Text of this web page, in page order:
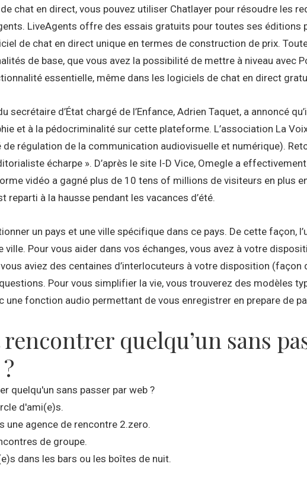
chat en direct, vous pouvez utiliser Chatlayer pour résoudre les
LiveAgents offre des essais gratuits pour toutes ses éditions
de chat en direct unique en termes de construction de prix.
de base, que vous avez la possibilité de mettre à niveau avec
essentielle, même dans les logiciels de chat en direct
secrétaire d’État chargé de l’Enfance, Adrien Taquet, a annoncé
et à la pédocriminalité sur cette plateforme. L’association La
de régulation de la communication audiovisuelle et numérique).
écharpe ». D’après le site I-D Vice, Omegle a
vidéo a gagné plus de 10 tens of millions de visiteurs en plus
reparti à la hausse pendant les vacances d’été.
un pays et une ville spécifique dans ce pays. De cette façon,
ville. Pour vous aider dans vos échanges, vous avez à votre
aviez des centaines d’interlocuteurs à votre disposition
Pour vous simplifier la vie, vous trouverez des modèles
une fonction audio permettant de vous enregistrer en prepare de
quelqu’un sans
quelqu'un sans passer par web ?
d'ami(e)s.
une agence de rencontre 2.zero.
de groupe.
dans les bars ou les boîtes de nuit.